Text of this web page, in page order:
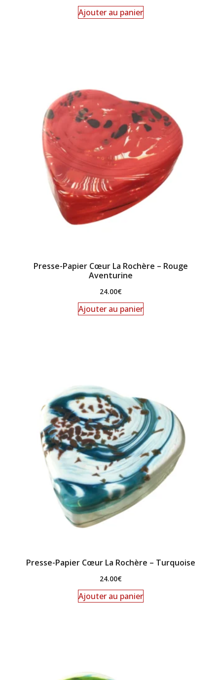
Ajouter au panier
Presse-Papier Cœur La Rochère – Rouge
Aventurine
24.00€
Ajouter au panier
Presse-Papier Cœur La Rochère – Turquoise
24.00€
Ajouter au panier